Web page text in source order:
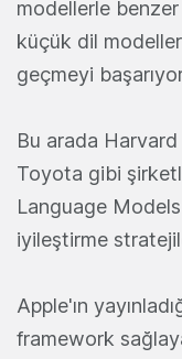
modellerle
küçük dil
geçmeyi
Bu arada
Toyota gibi
Language
iyileştirme
Apple'ın
framework